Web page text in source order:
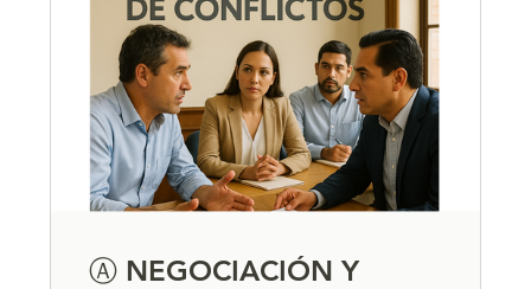
Ⓐ NEGOCIACIÓN Y